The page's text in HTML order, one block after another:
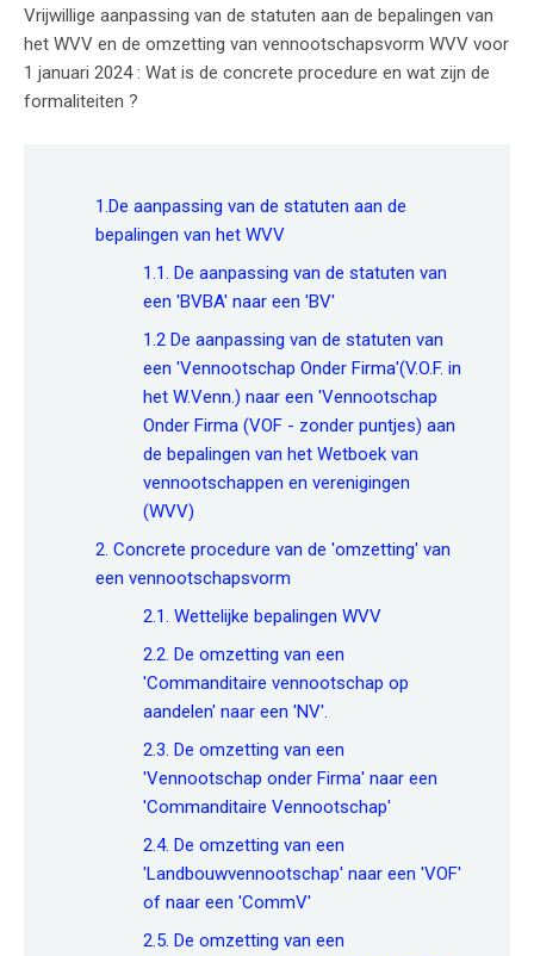
Vrijwillige aanpassing van de statuten aan de bepalingen van
het WVV en de omzetting van vennootschapsvorm WVV voor
1 januari 2024 : Wat is de concrete procedure en wat zijn de
formaliteiten ?
1.De aanpassing van de statuten aan de
bepalingen van het WVV
1.1. De aanpassing van de statuten van
een 'BVBA' naar een 'BV'
1.2 De aanpassing van de statuten van
een 'Vennootschap Onder Firma'(V.O.F. in
het W.Venn.) naar een 'Vennootschap
Onder Firma (VOF - zonder puntjes) aan
de bepalingen van het Wetboek van
vennootschappen en verenigingen
(WVV)
2. Concrete procedure van de 'omzetting' van
een vennootschapsvorm
2.1. Wettelijke bepalingen WVV
2.2. De omzetting van een
'Commanditaire vennootschap op
aandelen' naar een 'NV'.
2.3. De omzetting van een
'Vennootschap onder Firma' naar een
'Commanditaire Vennootschap'
2.4. De omzetting van een
'Landbouwvennootschap' naar een 'VOF'
of naar een 'CommV'
2.5. De omzetting van een